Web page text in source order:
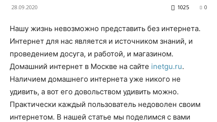
28.09.2020 0
1025
Нашу жизнь невозможно представить без интернета.
Интернет для нас является и источником знаний, и
проведением досуга, и работой, и магазином.
Домашний интернет в Москве на сайте inetgu.ru.
Наличием домашнего интернета уже никого не
удивить, а вот его довольством удивить можно.
Практически каждый пользователь недоволен своим
интернетом. В нашей статье мы поделимся с вами